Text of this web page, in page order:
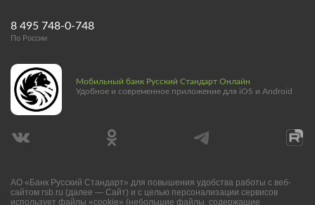
8 495 748-0-748
По России
Мобильный банк Русский Стандарт Онлайн
Удобное и современное приложение для iOS и Android
АО «Банк Русский Стандарт» для повышения удобства работы с веб-
сайтом rsb.ru (далее — Сайт) и с целью персонализации сервисов
использует файлы «cookie» (небольшие файлы, содержащие